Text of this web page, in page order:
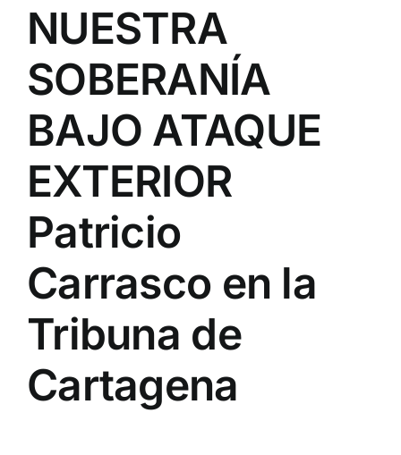
NUESTRA
SOBERANÍA
BAJO ATAQUE
EXTERIOR
Patricio
Carrasco en la
Tribuna de
Cartagena